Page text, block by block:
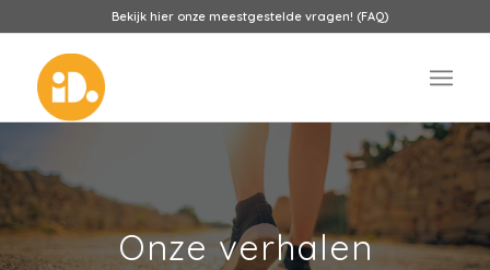
Bekijk hier onze meestgestelde vragen! (FAQ)
Onze verhalen